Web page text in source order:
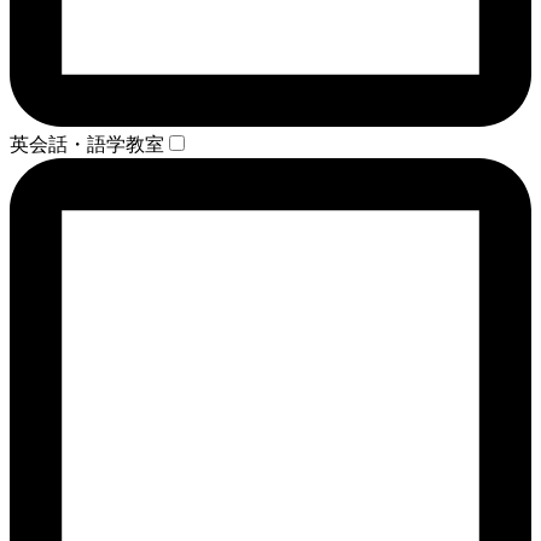
英会話・語学教室